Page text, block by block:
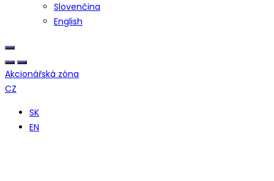
Slovenčina
English
Akcionářská zóna
CZ
SK
EN